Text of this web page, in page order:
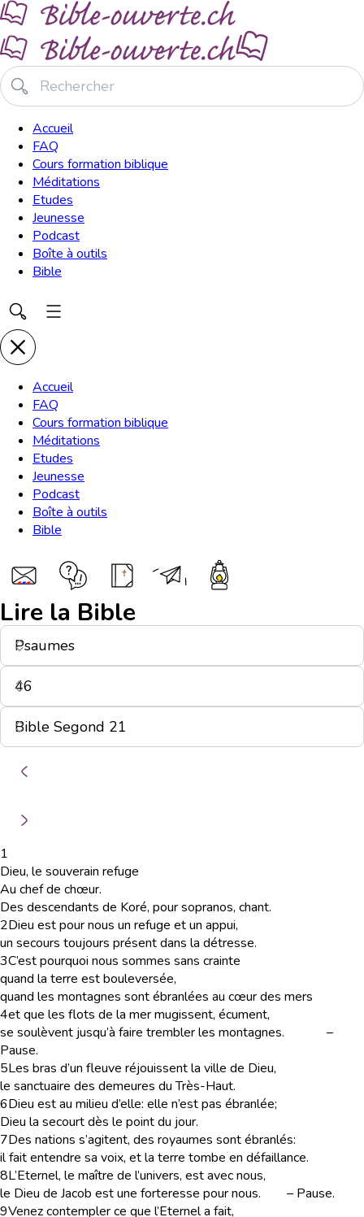
Accueil
FAQ
Cours formation biblique
Méditations
Etudes
Jeunesse
Podcast
Boîte à outils
Bible
Accueil
FAQ
Cours formation biblique
Méditations
Etudes
Jeunesse
Podcast
Boîte à outils
Bible
Lire la Bible
1
Dieu, le souverain refuge
Au chef de chœur.
Des descendants de Koré, pour sopranos, chant.
2Dieu est pour nous un refuge et un appui,
un secours toujours présent dans la détresse.
3C’est pourquoi nous sommes sans crainte
quand la terre est bouleversée,
quand les montagnes sont ébranlées au cœur des mers
4et que les flots de la mer mugissent, écument,
se soulèvent jusqu’à faire trembler les montagnes.
–
Pause.
5Les bras d’un fleuve réjouissent la ville de Dieu,
le sanctuaire des demeures du Très-Haut.
6Dieu est au milieu d’elle: elle n’est pas ébranlée;
Dieu la secourt dès le point du jour.
7Des nations s’agitent, des royaumes sont ébranlés:
il fait entendre sa voix, et la terre tombe en défaillance.
8L’Eternel, le maître de l’univers, est avec nous,
le Dieu de Jacob est une forteresse pour nous.
– Pause.
9Venez contempler ce que l’Eternel a fait,